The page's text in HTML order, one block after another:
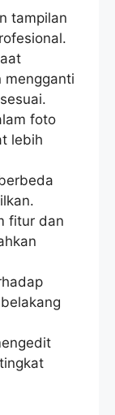
tampilan
mengganti
foto
lebih
fitur dan